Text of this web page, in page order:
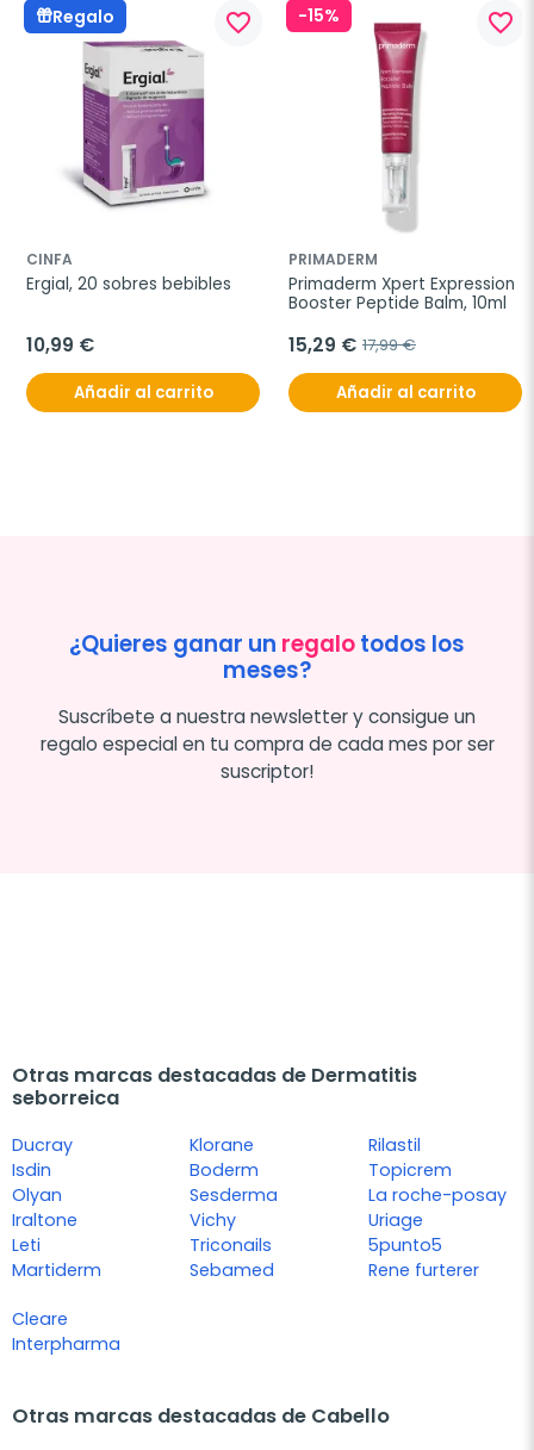
Regalo favorite_border
CINFA
Ergial, 20 sobres bebibles
10,99 €
Añadir al carrito
-15% favorite_border
PRIMADERM
Primaderm Xpert Expression
Booster Peptide Balm, 10ml
15,29 € 17,99 €
Añadir al carrito
¿Quieres ganar un regalotodos los
meses?
Suscríbete a nuestra newsletter y consigue un
regalo especial en tu compra de cada mes por ser
suscriptor!
Otras marcas destacadas de Dermatitis
seborreica
Ducray
Isdin
Olyan
Iraltone
Leti
Martiderm
Klorane
Boderm
Sesderma
Vichy
Triconails
Sebamed
Rilastil
Topicrem
La roche-posay
Uriage
5punto5
Rene furterer
Cleare
Interpharma
Otras marcas destacadas de Cabello